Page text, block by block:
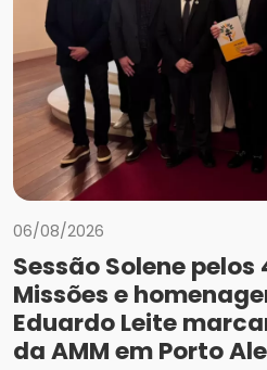
06/08/2026
Sessão Solene
Missões e
Eduardo Leite
da AMM em Porto